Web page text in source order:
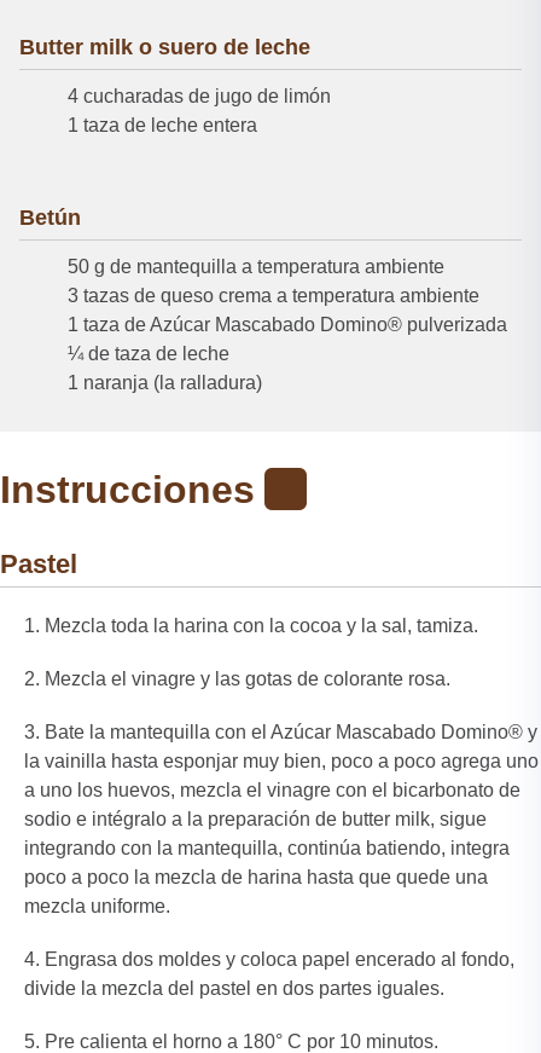
Butter milk o suero de leche
4 cucharadas de jugo de limón
1 taza de leche entera
Betún
50 g de mantequilla a temperatura ambiente
3 tazas de queso crema a temperatura ambiente
1 taza de Azúcar Mascabado Domino® pulverizada
¼ de taza de leche
1 naranja (la ralladura)
Instrucciones
Pastel
Mezcla toda la harina con la cocoa y la sal, tamiza.
Mezcla el vinagre y las gotas de colorante rosa.
Bate la mantequilla con el Azúcar Mascabado Domino® y
la vainilla hasta esponjar muy bien, poco a poco agrega uno
a uno los huevos, mezcla el vinagre con el bicarbonato de
sodio e intégralo a la preparación de butter milk, sigue
integrando con la mantequilla, continúa batiendo, integra
poco a poco la mezcla de harina hasta que quede una
mezcla uniforme.
Engrasa dos moldes y coloca papel encerado al fondo,
divide la mezcla del pastel en dos partes iguales.
Pre calienta el horno a 180° C por 10 minutos.